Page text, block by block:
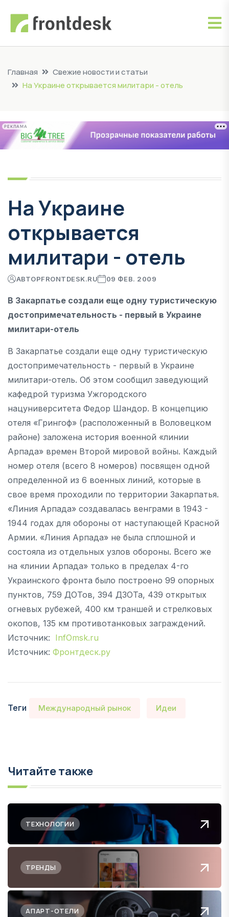
Главная
Свежие новости и статьи
На Украине открывается милитари - отель
РЕКЛАМА
На Украине
открывается
милитари - отель
АВТОРFRONTDESK.RU 09 ФЕВ. 2009
В Закарпатье создали еще одну туристическую
достопримечательность - первый в Украине
милитари-отель
В Закарпатье создали еще одну туристическую
достопримечательность - первый в Украине
милитари-отель. Об этом сообщил заведующий
кафедрой туризма Ужгородского
нацуниверситета Федор Шандор. В концепцию
отеля «Грингоф» (расположенный в Воловецком
районе) заложена история военной «линии
Арпада» времен Второй мировой войны. Каждый
номер отеля (всего 8 номеров) посвящен одной
определенной из 6 военных линий, которые в
свое время проходили по территории Закарпатья.
«Линия Арпада» создавалась венграми в 1943 -
1944 годах для обороны от наступающей Красной
Армии. «Линия Арпада» не была сплошной и
состояла из отдельных узлов обороны. Всего же
на «линии Арпада» только в пределах 4-го
Украинского фронта было построено 99 опорных
пунктов, 759 ДОТов, 394 ДЗОТа, 439 открытых
огневых рубежей, 400 км траншей и стрелковых
окопов, 135 км противотанковых заграждений.
Источник: InfOmsk.ru
Источник: Фронтдеск.ру
Теги Международный рынок Идеи
Читайте также
ТЕХНОЛОГИИ
ТРЕНДЫ
АПАРТ-ОТЕЛИ